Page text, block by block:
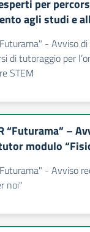
per
agli studi e
- Avviso
di tutoraggio per
STEM
“Futurama” –
modulo
- Avviso
noi"